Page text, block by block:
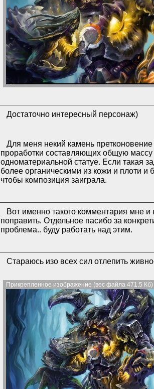
Достаточно интересный персонаж)
Для меня некий камень
проработки составляющих общую
одноматериальной статуе. Если такая
более органическими из кожи и плоти
чтобы композиция заиграла.
Вот именно такого комментария мне и
поправить. Отдельное пасибо за
проблема.. буду работать над этим.
Стараюсь изо всех сил отлепить
Прикрепленное изображение (вес файла 471.5 Кб)